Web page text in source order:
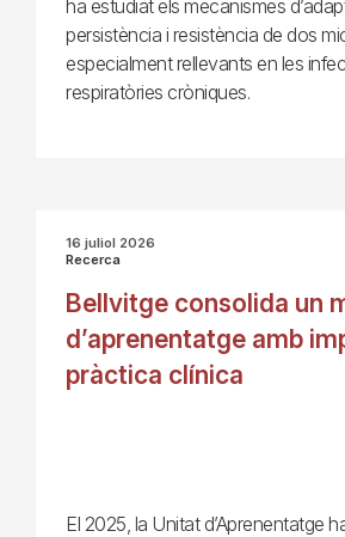
ha estudiat els mecanismes
persistència i resistència de dos
especialment rellevants en les
respiratòries cròniques.
16 juliol 2026
Recerca
Bellvitge consolida un
d’aprenentatge amb
pràctica clínica
El 2025, la Unitat d’Aprenentatge